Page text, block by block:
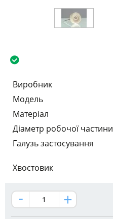
Виробник
Модель
Матеріал
Діаметр робочої частини
Галузь застосування
Хвостовик